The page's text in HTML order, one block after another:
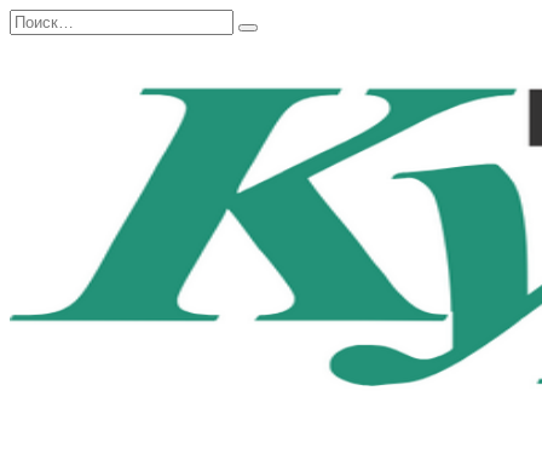
Перейти
к
Search
for: